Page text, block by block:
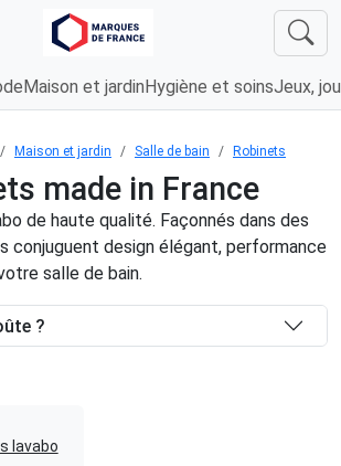
Maison et jardin Hygiène et soinsJeux,
Maison et jardin Salle de bain Robinets
made in France
de haute qualité. Façonnés dans des
conjuguent design élégant, performance
salle de bain.
?
lavabo